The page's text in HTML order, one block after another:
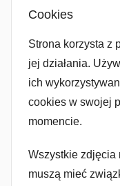
Cookies
Strona korzysta z
jej działania.
ich
cookies w swojej
momencie.
Wszystkie zdjęcia
muszą mieć